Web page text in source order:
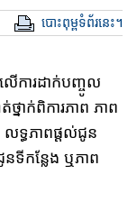
បោះពុម្ពទំព័រនេះ។
ើការដាក់បញ្ចូល
នាក់​ពិការភាព ភាព
លទ្ធភាព​​ផ្ដល់ជូន
ន​ទី​កន្លែង​ ឬភាព